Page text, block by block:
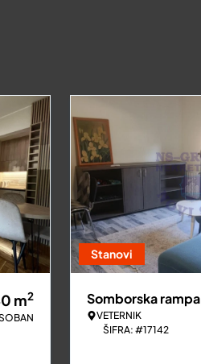
m2
Stanovi
Somborska rampa
VETERNIK
ŠIFRA: #17142